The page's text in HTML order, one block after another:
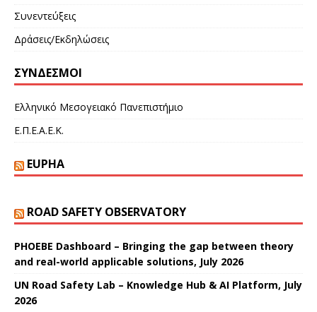
Συνεντεύξεις
Δράσεις/Εκδηλώσεις
ΣΎΝΔΕΣΜΟΙ
Ελληνικό Μεσογειακό Πανεπιστήμιο
Ε.Π.Ε.Α.Ε.Κ.
EUPHA
ROAD SAFETY OBSERVATORY
PHOEBE Dashboard – Bringing the gap between theory
and real-world applicable solutions, July 2026
UN Road Safety Lab – Knowledge Hub & AI Platform, July
2026